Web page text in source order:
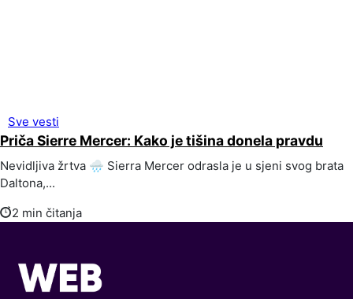
Sve vesti
Priča Sierre Mercer: Kako je tišina donela pravdu
Nevidljiva žrtva 🌧️ Sierra Mercer odrasla je u sjeni svog brata
Daltona,...
2 min čitanja